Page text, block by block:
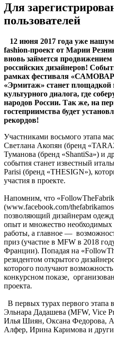
Для
пользователей
12 июня 2017 гoдa ужe
fashion-прoeкт oт Марии
вновь займется
российских дизайнеров!
рамках фестиваля
«Эрмитаж» станет площадкой
культурного диалога, где
народов России. Так же, на
гостеприимства будет
рекордов!
Участниками восьмого этапа
Светлана Акопян (бренд
Туманова (бренд «ShantiSa») и
события станет известный
Parisi (бренд «THESIGN»),
участия в проекте.
Напомним, что
(www.facebook.com/
позволяющий дизайнерам
опыт и множество необходимых
работы, а главное —
приз (участие в MFW в 2018
Франции). Попадая на
резидентом открытого
которого получают
конкурсном показе,
проекта.
В первых турах первого
Эльнара Дадашева (MFW, Vice
Илья Шиян, Оксана Федорова,
Алфер, Ирина Каримова и